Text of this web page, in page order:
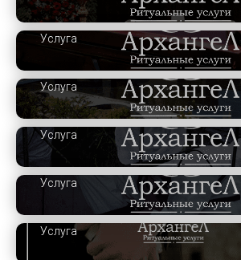
Услуга
Услуга
Услуга
Услуга
Услуга